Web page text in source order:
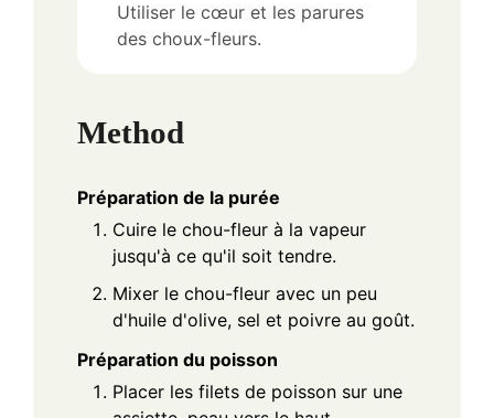
Utiliser le cœur et les parures
des choux-fleurs.
Method
Préparation de la purée
Cuire le chou-fleur à la vapeur
jusqu'à ce qu'il soit tendre.
Mixer le chou-fleur avec un peu
d'huile d'olive, sel et poivre au goût.
Préparation du poisson
Placer les filets de poisson sur une